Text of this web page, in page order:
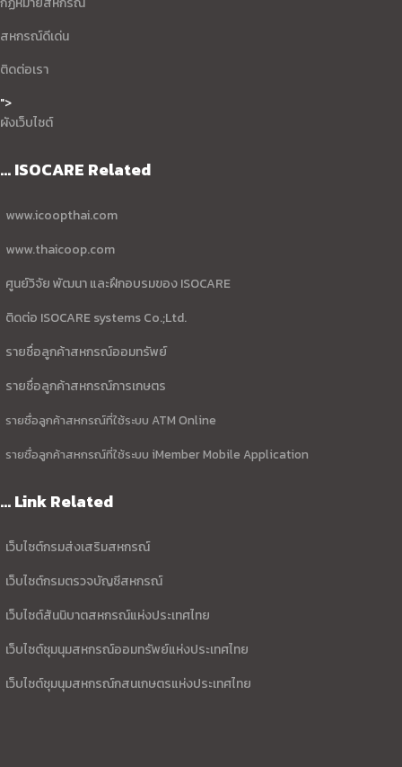
สหกรณ์ดีเด่น
ติดต่อเรา
">
ผังเว็บไซต์
... ISOCARE Related
www.icoopthai.com
www.thaicoop.com
ศูนย์วิจัย พัฒนา และฝึกอบรมของ ISOCARE
ติดต่อ ISOCARE systems Co.;Ltd.
รายชื่อลูกค้าสหกรณ์ออมทรัพย์
รายชื่อลูกค้าสหกรณ์การเกษตร
รายชื่อลูกค้าสหกรณ์ที่ใช้ระบบ ATM Online
รายชื่อลูกค้าสหกรณ์ที่ใช้ระบบ iMember Mobile Application
... Link Related
เว็บไซต์กรมส่งเสริมสหกรณ์
เว็บไซต์กรมตรวจบัญชีสหกรณ์
เว็บไซต์สันนิบาตสหกรณ์แห่งประเทศไทย
เว็บไซต์ชุมนุมสหกรณ์ออมทรัพย์แห่งประเทศไทย
เว็บไซต์ชุมนุมสหกรณ์กสนเกษตรแห่งประเทศไทย